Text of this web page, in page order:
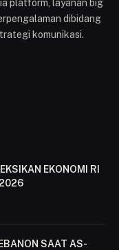
platform, layanan big
dibidang
komunikasi.
EKONOMI RI
SAAT AS-